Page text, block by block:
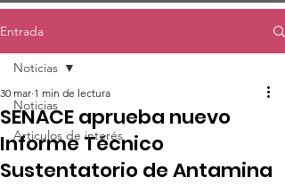
Entrada
Noticias
Articulos de interés
Noticias
SENACE aprueba nuevo
Informe Técnico
Sustentatorio de Antamina
30 mar 1 min de lectura